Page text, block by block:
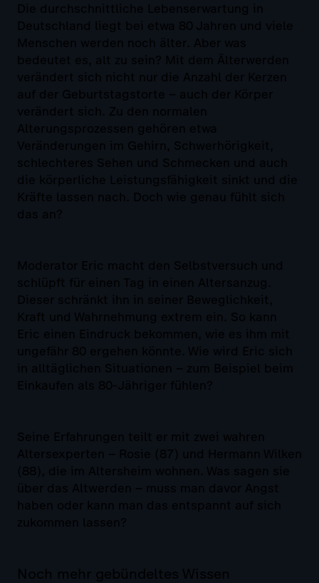
Die durchschnittliche Lebenserwartung in
Deutschland liegt bei etwa 80 Jahren und viele
Menschen werden noch älter. Aber was
bedeutet es, alt zu sein? Mit dem Älterwerden
verändert sich nicht nur die Anzahl der Kerzen
auf der Geburtstagstorte – auch der Körper
verändert sich. Zu den normalen
Alterungsprozessen gehören etwa
Veränderungen im Gehirn, Schwerhörigkeit,
schlechteres Sehen und Schmecken und auch
die körperliche Leistungsfähigkeit sinkt und die
Kräfte lassen nach. Doch wie genau fühlt sich
das an?
Moderator Eric macht den Selbstversuch und
schlüpft für einen Tag in einen Altersanzug.
Dieser schränkt ihn in seiner Beweglichkeit,
Kraft und Wahrnehmung extrem ein. So kann
Eric einen Eindruck bekommen, wie es ihm mit
ungefähr 80 ergehen könnte. Wie wird Eric sich
in alltäglichen Situationen – zum Beispiel beim
Einkaufen als 80-Jähriger fühlen?
Seine Erfahrungen teilt er mit zwei wahren
Altersexperten – Rosie (87) und Hermann Wilken
(88), die im Altersheim wohnen. Was sagen sie
über das Altwerden – muss man davor Angst
haben oder kann man das entspannt auf sich
zukommen lassen?
Noch mehr gebündeltes Wissen